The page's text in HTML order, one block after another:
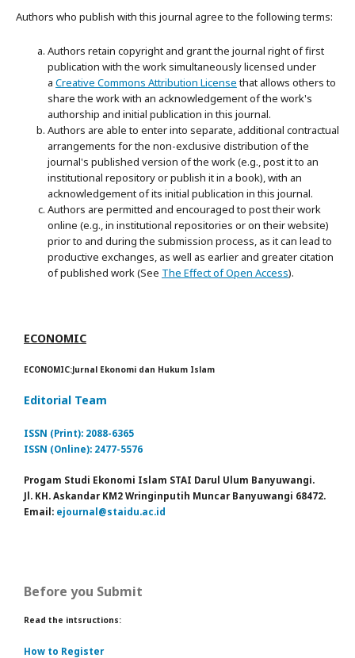
Authors who publish with this journal agree to the following terms:
Authors retain copyright and grant the journal right of first
publication with the work simultaneously licensed under
a Creative Commons Attribution Licensethat allows others to
share the work with an acknowledgement of the work's
authorship and initial publication in this journal.
Authors are able to enter into separate, additional contractual
arrangements for the non-exclusive distribution of the
journal's published version of the work (e.g., post it to an
institutional repository or publish it in a book), with an
acknowledgement of its initial publication in this journal.
Authors are permitted and encouraged to post their work
online (e.g., in institutional repositories or on their website)
prior to and during the submission process, as it can lead to
productive exchanges, as well as earlier and greater citation
of published work (See The Effect of Open Access).
ECONOMIC
ECONOMIC:Jurnal Ekonomi dan Hukum Islam
Editorial Team
ISSN (Print): 2088-6365
ISSN (Online): 2477-5576
Progam Studi Ekonomi Islam STAI Darul Ulum Banyuwangi.
Jl. KH. Askandar KM2 Wringinputih Muncar Banyuwangi 68472.
Email: ejournal@staidu.ac.id
Before you Submit
Read the intsructions:
How to Register